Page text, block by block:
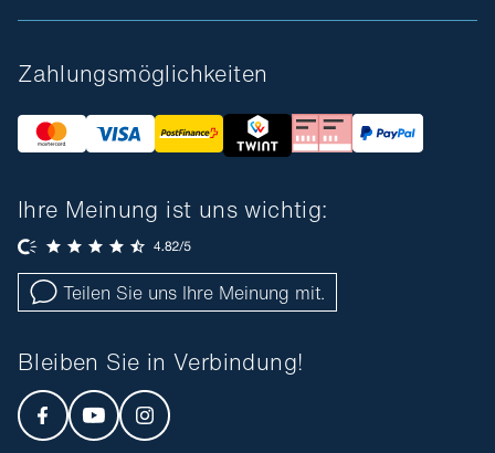
Zahlungsmöglichkeiten
Ihre Meinung ist uns wichtig:
Teilen Sie uns Ihre Meinung mit.
Bleiben Sie in Verbindung!